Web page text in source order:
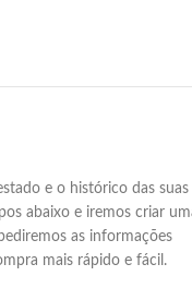
e o histórico das suas
abaixo e iremos criar
as informações
mais rápido e fácil.